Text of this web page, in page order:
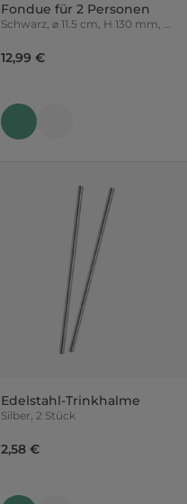
Fondue für 2 Personen
Schwarz, ⌀ 11.5 cm, H 130 mm, 4
12,99 €
Edelstahl-Trinkhalme
Silber, 2 Stück
2,58 €